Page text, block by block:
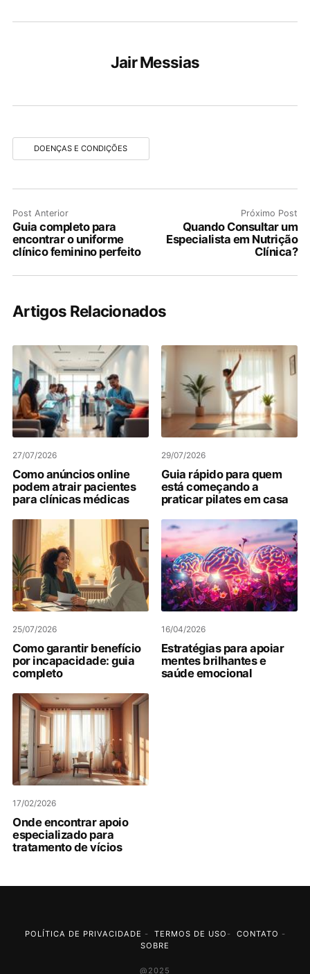
Jair Messias
DOENÇAS E CONDIÇÕES
Post Anterior
Guia completo para
encontrar o uniforme
clínico feminino perfeito
Próximo Post
Quando Consultar um
Especialista em Nutrição
Clínica?
Artigos Relacionados
27/07/2026
Como anúncios online
podem atrair pacientes
para clínicas médicas
29/07/2026
Guia rápido para quem
está começando a
praticar pilates em casa
25/07/2026
Como garantir benefício
por incapacidade: guia
completo
16/04/2026
Estratégias para apoiar
mentes brilhantes e
saúde emocional
17/02/2026
Onde encontrar apoio
especializado para
tratamento de vícios
POLÍTICA DE PRIVACIDADE - TERMOS DE USO - CONTATO -
SOBRE
@2025